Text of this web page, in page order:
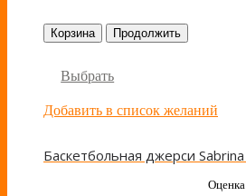
Корзина Продолжить
Выбрать
Добавить в список желаний
Оценка